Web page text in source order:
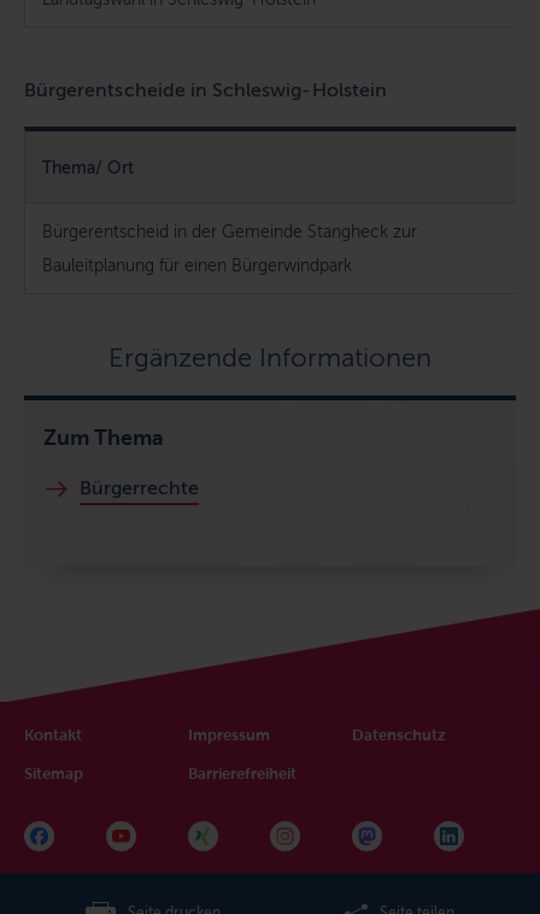
Bürgerentscheide in Schleswig-Holstein
Thema/ Ort
Bürgerentscheid in der Gemeinde Stangheck zur
Bauleitplanung für einen Bürgerwindpark
Ergänzende Informationen
Zum Thema
Bürgerrechte
Kontakt Impressum Datenschutz
Sitemap Barrierefreiheit